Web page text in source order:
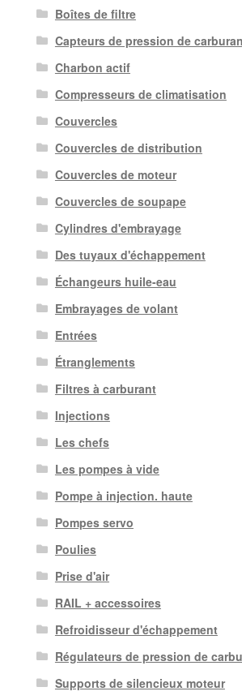
Boîtes de filtre
Capteurs de pression de
Charbon actif
Compresseurs de climatisation
Couvercles
Couvercles de distribution
Couvercles de moteur
Couvercles de soupape
Cylindres d'embrayage
Des tuyaux d'échappement
Échangeurs huile-eau
Embrayages de volant
Entrées
Étranglements
Filtres à carburant
Injections
Les chefs
Les pompes à vide
Pompe à injection. haute
Pompes servo
Poulies
Prise d'air
RAIL + accessoires
Refroidisseur d'échappement
Régulateurs de pression de
Supports de silencieux moteur